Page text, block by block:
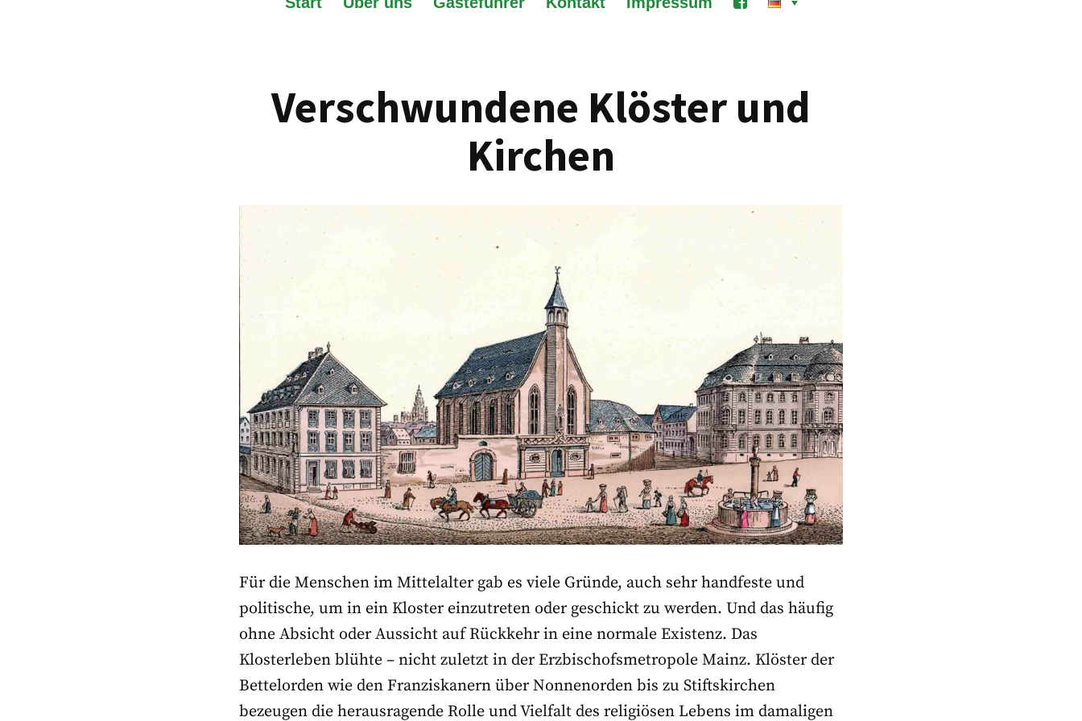
Verschwundene Klöster und
Kirchen
Für die Menschen im Mittelalter gab es viele Gründe, auch sehr handfeste und
politische, um in ein Kloster einzutreten oder geschickt zu werden. Und das häufig
ohne Absicht oder Aussicht auf Rückkehr in eine normale Existenz. Das
Klosterleben blühte – nicht zuletzt in der Erzbischofsmetropole Mainz. Klöster der
Bettelorden wie den Franziskanern über Nonnenorden bis zu Stiftskirchen
bezeugen die herausragende Rolle und Vielfalt des religiösen Lebens im damaligen